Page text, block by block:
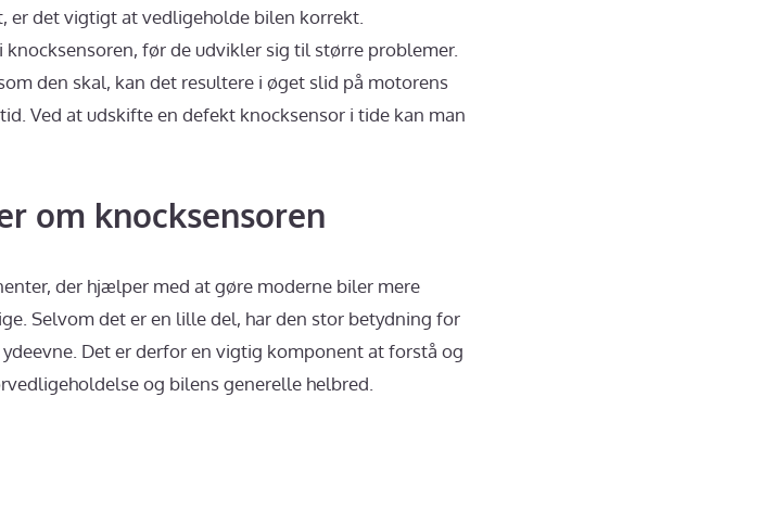
er det vigtigt at vedligeholde bilen korrekt.
før de udvikler sig til større problemer.
den skal, kan det resultere i øget slid på motorens
Ved at udskifte en defekt knocksensor i tide kan man
om knocksensoren
der hjælper med at gøre moderne biler mere
Selvom det er en lille del, har den stor betydning for
Det er derfor en vigtig komponent at forstå og
og bilens generelle helbred.